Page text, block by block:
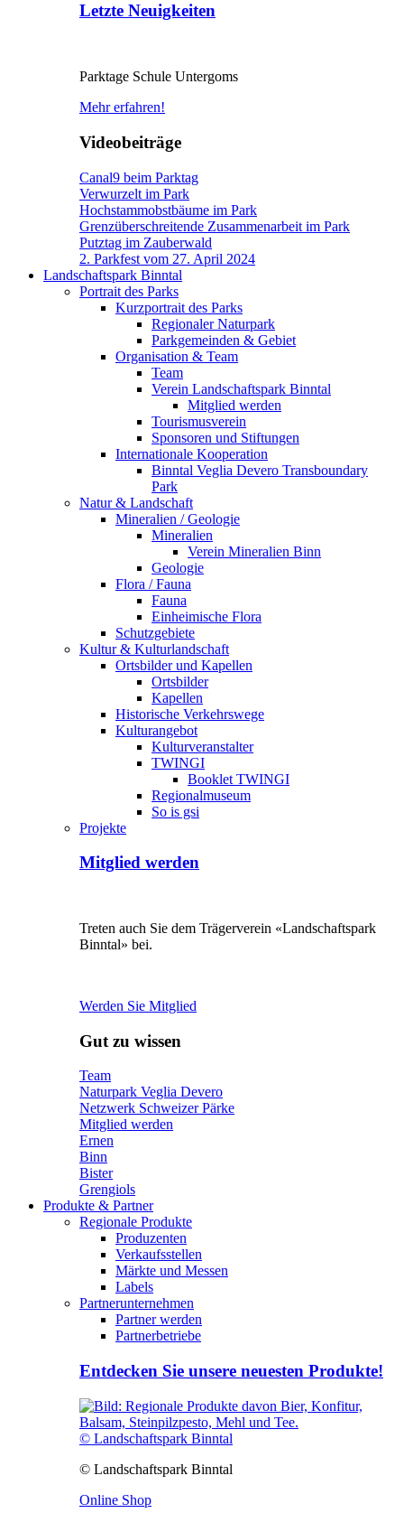
Letzte Neuigkeiten
Parktage Schule Untergoms
Mehr erfahren!
Videobeiträge
Canal9 beim Parktag
Verwurzelt im Park
Hochstammobstbäume im Park
Grenzüberschreitende Zusammenarbeit im Park
Putztag im Zauberwald
2. Parkfest vom 27. April 2024
Landschaftspark Binntal
Portrait des Parks
Kurzportrait des Parks
Regionaler Naturpark
Parkgemeinden & Gebiet
Organisation & Team
Team
Verein Landschaftspark Binntal
Mitglied werden
Tourismusverein
Sponsoren und Stiftungen
Internationale Kooperation
Binntal Veglia Devero Transboundary
Park
Natur & Landschaft
Mineralien / Geologie
Mineralien
Verein Mineralien Binn
Geologie
Flora / Fauna
Fauna
Einheimische Flora
Schutzgebiete
Kultur & Kulturlandschaft
Ortsbilder und Kapellen
Ortsbilder
Kapellen
Historische Verkehrswege
Kulturangebot
Kulturveranstalter
TWINGI
Booklet TWINGI
Regionalmuseum
So is gsi
Projekte
Mitglied werden
Treten auch Sie dem Trägerverein «Landschaftspark
Binntal» bei.
Werden Sie Mitglied
Gut zu wissen
Team
Naturpark Veglia Devero
Netzwerk Schweizer Pärke
Mitglied werden
Ernen
Binn
Bister
Grengiols
Produkte & Partner
Regionale Produkte
Produzenten
Verkaufsstellen
Märkte und Messen
Labels
Partnerunternehmen
Partner werden
Partnerbetriebe
Entdecken Sie unsere neuesten Produkte!
© Landschaftspark Binntal
© Landschaftspark Binntal
Online Shop